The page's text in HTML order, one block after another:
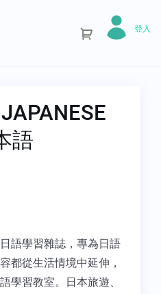
登入
語
語學習雜誌，專為日語
都從生活情境中延伸，
學習教室。日本旅遊、